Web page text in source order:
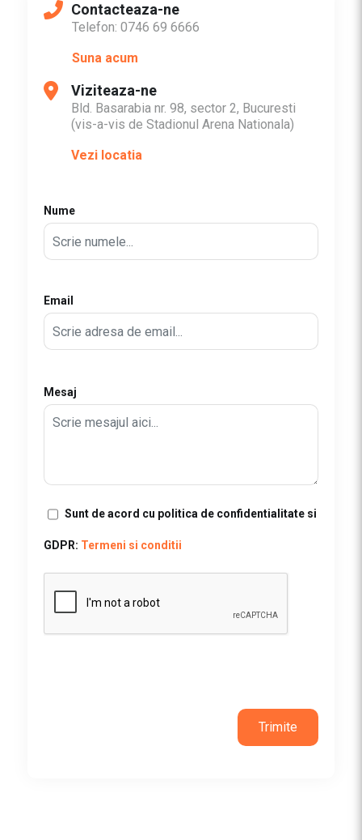
Contacteaza-ne
Telefon: 0746 69 6666
Suna acum
Viziteaza-ne
Bld. Basarabia nr. 98, sector 2, Bucuresti
(vis-a-vis de Stadionul Arena Nationala)
Vezi locatia
Nume
Email
Mesaj
Sunt de acord cu politica de confidentialitate si
GDPR: Termeni si conditii